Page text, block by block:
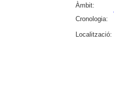
Àmbit:
Cronologia:
Localització: